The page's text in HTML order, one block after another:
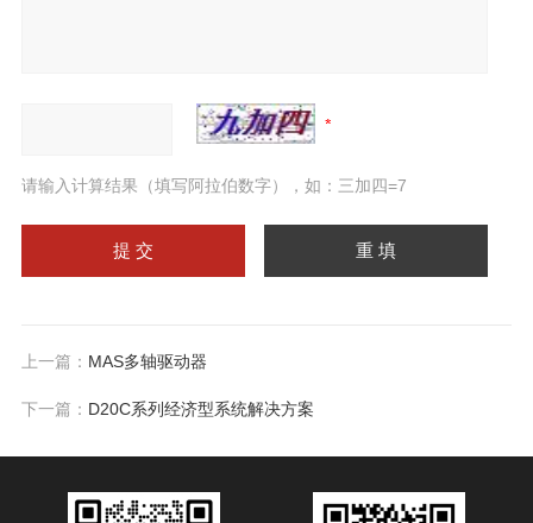
请输入计算结果（填写阿拉伯数字），如：三加四=7
上一篇： MAS多轴驱动器
下一篇： D20C系列经济型系统解决方案